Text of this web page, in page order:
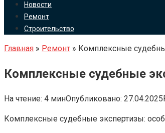
Новости
Ремонт
Строительство
Главная » Ремонт » Комплексные
Комплексные судебные
На чтение: 4 минОпубликовано: 27.04.2025
Комплексные судебные экспертизы: